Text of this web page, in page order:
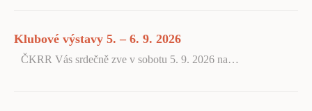
Klubové výstavy 5. – 6. 9. 2026
ČKRR Vás srdečně zve v sobotu 5. 9. 2026 na…